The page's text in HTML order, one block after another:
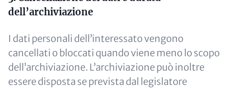
dell’archiviazione
I dati personali dell’interessato vengono
cancellati o bloccati quando viene meno lo scopo
dell’archiviazione. L’archiviazione può inoltre
essere disposta se prevista dal legislatore